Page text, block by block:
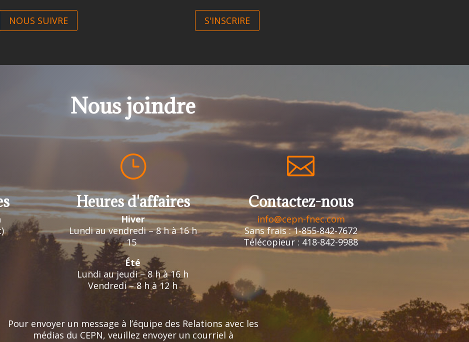
NOUS SUIVRE S'INSCRIRE
Nous joindre
}
Heures d'affaires
Hiver
Lundi au vendredi – 8 h à 16 h
15
Été
Lundi au jeudi – 8 h à 16 h
Vendredi – 8 h à 12 h

Contactez-nous
info@cepn-fnec.com
Sans frais : 1-855-842-7672
Télécopieur : 418-842-9988
Pour envoyer un message à l’équipe des Relations avec les
médias du CEPN, veuillez envoyer un courriel à